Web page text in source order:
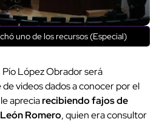
uno de los recursos (Especial)
López Obrador será
videos dados a conocer por el
apreciarecibiendo fajos de
Romero, quien era consultor